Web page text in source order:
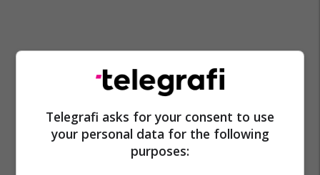
Telegrafi asks for your consent to use
your personal data for the following
purposes: